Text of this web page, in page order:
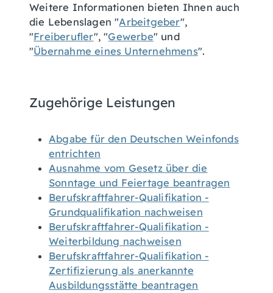
Weitere Informationen bieten Ihnen auch
die Lebenslagen "Arbeitgeber",
"Freiberufler", "Gewerbe" und
"Übernahme eines Unternehmens".
Zugehörige Leistungen
Abgabe für den Deutschen Weinfonds
entrichten
Ausnahme vom Gesetz über die
Sonntage und Feiertage beantragen
Berufskraftfahrer-Qualifikation -
Grundqualifikation nachweisen
Berufskraftfahrer-Qualifikation -
Weiterbildung nachweisen
Berufskraftfahrer-Qualifikation -
Zertifizierung als anerkannte
Ausbildungsstätte beantragen